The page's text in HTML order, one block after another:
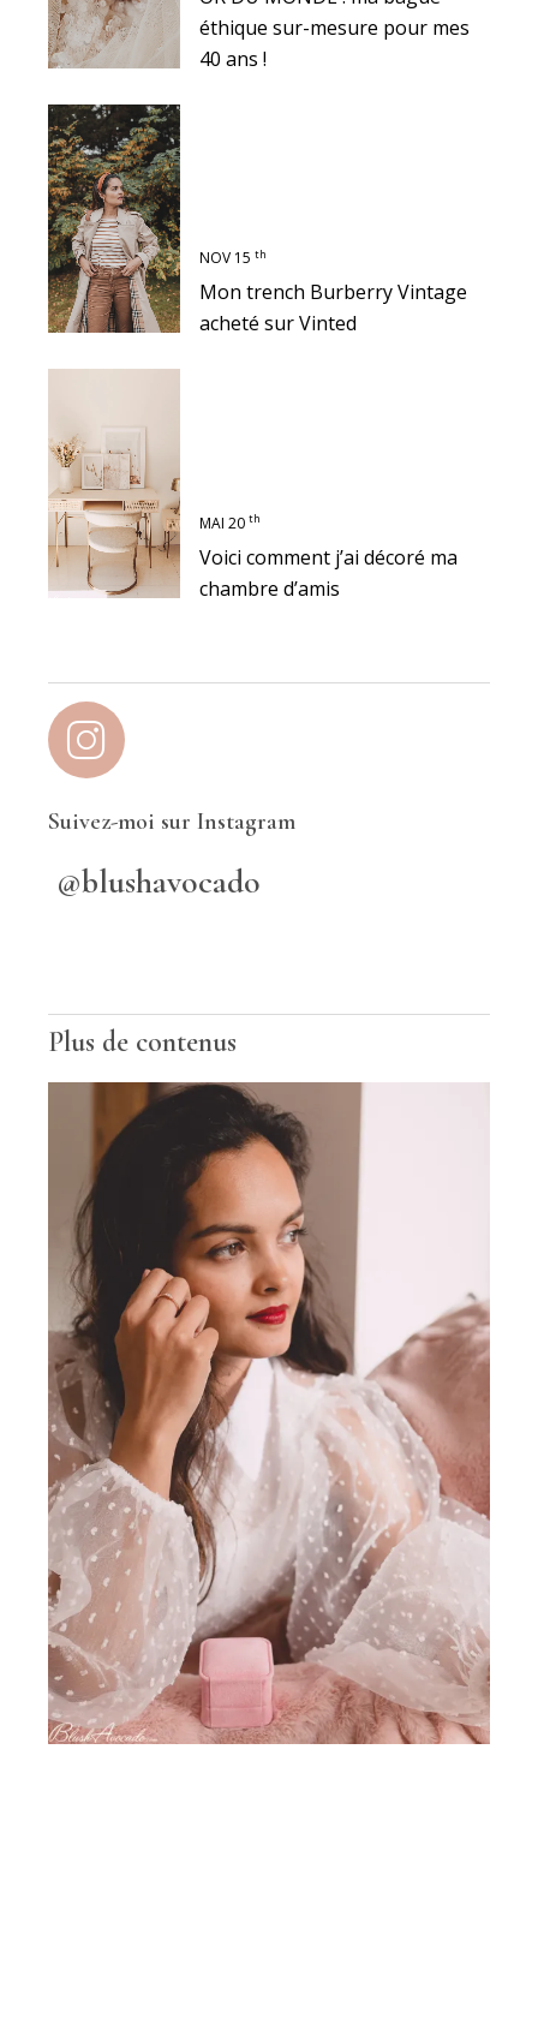
éthique sur-mesure pour mes
40 ans !
NOV 15 th
Mon trench Burberry Vintage
acheté sur Vinted
MAI 20 th
Voici comment j’ai décoré ma
chambre d’amis
Suivez-moi sur Instagram
@blushavocado
Plus de contenus